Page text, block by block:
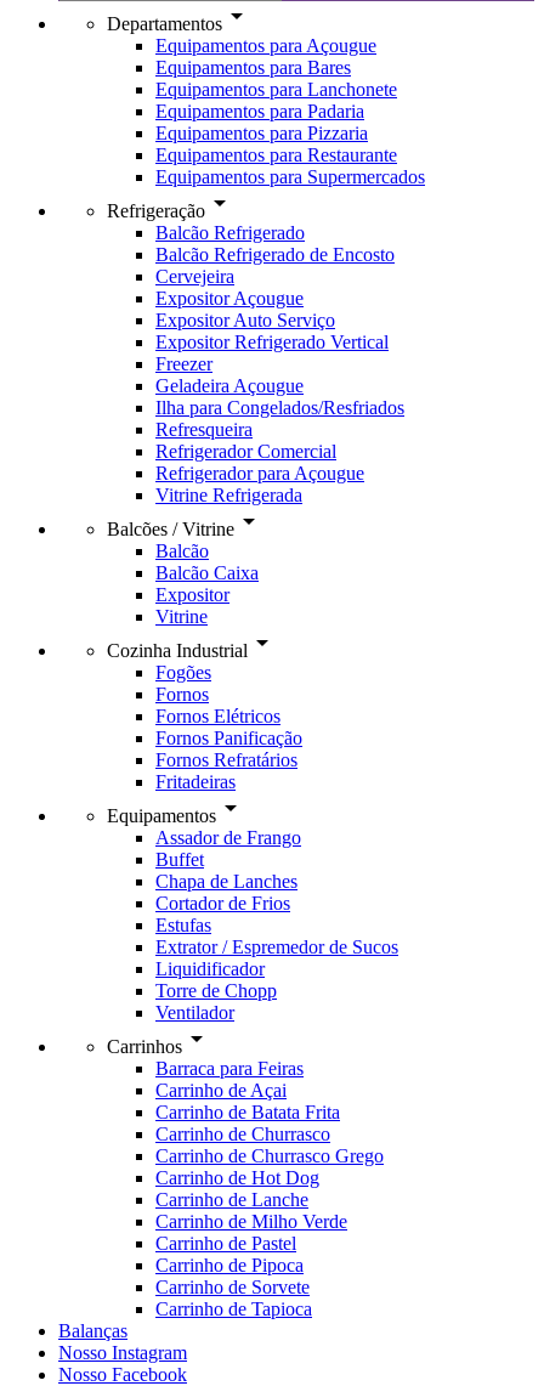
Departamentos arrow_drop_down
Equipamentos para Açougue
Equipamentos para Bares
Equipamentos para Lanchonete
Equipamentos para Padaria
Equipamentos para Pizzaria
Equipamentos para Restaurante
Equipamentos para Supermercados
Refrigeração arrow_drop_down
Balcão Refrigerado
Balcão Refrigerado de Encosto
Cervejeira
Expositor Açougue
Expositor Auto Serviço
Expositor Refrigerado Vertical
Freezer
Geladeira Açougue
Ilha para Congelados/Resfriados
Refresqueira
Refrigerador Comercial
Refrigerador para Açougue
Vitrine Refrigerada
Balcões / Vitrine arrow_drop_down
Balcão
Balcão Caixa
Expositor
Vitrine
Cozinha Industrial arrow_drop_down
Fogões
Fornos
Fornos Elétricos
Fornos Panificação
Fornos Refratários
Fritadeiras
Equipamentos arrow_drop_down
Assador de Frango
Buffet
Chapa de Lanches
Cortador de Frios
Estufas
Extrator / Espremedor de Sucos
Liquidificador
Torre de Chopp
Ventilador
Carrinhos arrow_drop_down
Barraca para Feiras
Carrinho de Açai
Carrinho de Batata Frita
Carrinho de Churrasco
Carrinho de Churrasco Grego
Carrinho de Hot Dog
Carrinho de Lanche
Carrinho de Milho Verde
Carrinho de Pastel
Carrinho de Pipoca
Carrinho de Sorvete
Carrinho de Tapioca
Balanças
Nosso Instagram
Nosso Facebook